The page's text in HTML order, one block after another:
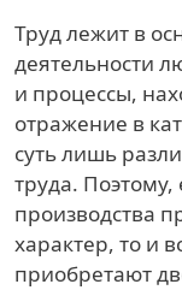
Труд лежит в
деятельности
и процессы,
отражение в
суть лишь
труда. Поэтому,
производства
характер, то и
приобретают